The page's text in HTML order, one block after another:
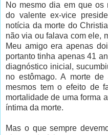
No mesmo dia em que os
do valente ex-vice
notícia da morte do
não via ou falava com ele,
Meu amigo era apenas
portanto tinha apenas 41
diagnóstico inicial,
no estômago. A morte
mesmos tem o efeito de
mortalidade de uma forma
íntima da morte.
Mas o que sempre